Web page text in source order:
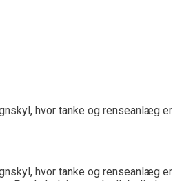
hvor tanke og renseanlæg
hvor tanke og renseanlæg